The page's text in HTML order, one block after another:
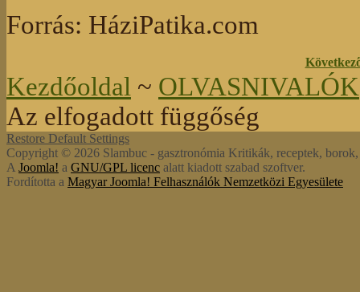
Forrás: HáziPatika.com
Kezdőoldal ~ OLVASNIVALÓK
Az elfogadott függőség
Restore Default Settings
Copyright © 2026 Slambuc - gasztronómia Kritikák, receptek,
A Joomla! a GNU/GPL licenc alatt kiadott szabad szoftver.
Fordította a Magyar Joomla! Felhasználók Nemzetközi Egyesülete